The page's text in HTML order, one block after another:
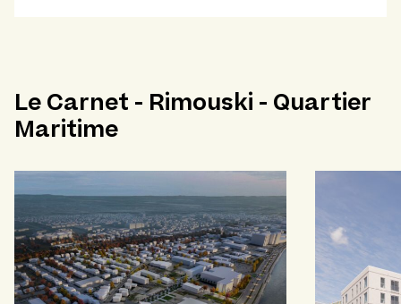
Le Carnet - Rimouski - Quartier
Maritime